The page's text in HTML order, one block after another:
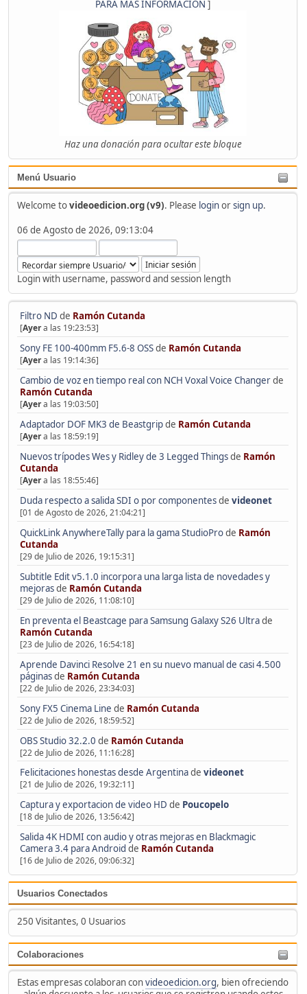
PARA MÁS INFORMACIÓN ]
Haz una donación para ocultar este bloque
Menú Usuario
Welcome tovideoedicion.org (v9). Please loginorsign up.
06 de Agosto de 2026, 09:13:04
Login with username, password and session length
Filtro ND de Ramón Cutanda
[Ayera las 19:23:53]
Sony FE 100-400mm F5.6-8 OSSde Ramón Cutanda
[Ayera las 19:14:36]
Cambio de voz en tiempo real con NCH Voxal Voice Changerde
Ramón Cutanda
[Ayera las 19:03:50]
Adaptador DOF MK3 de Beastgripde Ramón Cutanda
[Ayera las 18:59:19]
Nuevos trípodes Wes y Ridley de 3 Legged Thingsde Ramón
Cutanda
[Ayera las 18:55:46]
Duda respecto a salida SDI o por componentesde videonet
[01 de Agosto de 2026, 21:04:21]
QuickLink AnywhereTally para la gama StudioProde Ramón
Cutanda
[29 de Julio de 2026, 19:15:31]
Subtitle Edit v5.1.0 incorpora una larga lista de novedades y
mejorasde Ramón Cutanda
[29 de Julio de 2026, 11:08:10]
En preventa el Beastcage para Samsung Galaxy S26 Ultrade
Ramón Cutanda
[23 de Julio de 2026, 16:54:18]
Aprende Davinci Resolve 21 en su nuevo manual de casi 4.500
páginasde Ramón Cutanda
[22 de Julio de 2026, 23:34:03]
Sony FX5 Cinema Line de Ramón Cutanda
[22 de Julio de 2026, 18:59:52]
OBS Studio 32.2.0 de Ramón Cutanda
[22 de Julio de 2026, 11:16:28]
Felicitaciones honestas desde Argentinade videonet
[21 de Julio de 2026, 19:32:11]
Captura y exportacion de video HD de Poucopelo
[18 de Julio de 2026, 13:56:42]
Salida 4K HDMI con audio y otras mejoras en Blackmagic
Camera 3.4 para Android de Ramón Cutanda
[16 de Julio de 2026, 09:06:32]
Usuarios Conectados
250 Visitantes, 0 Usuarios
Colaboraciones
Estas empresas colaboran convideoedicion.org, bien ofreciendo